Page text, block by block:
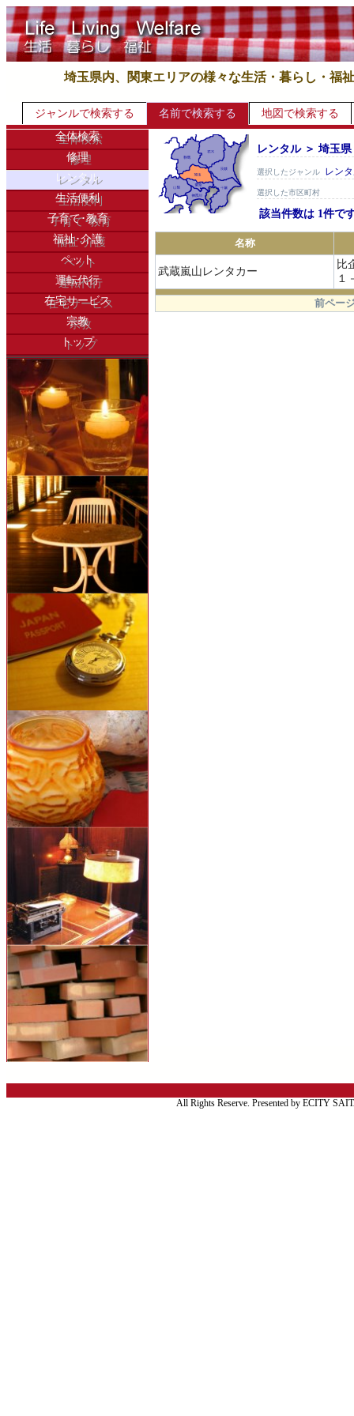
埼玉県内、関東エリアの様々な生活・暮らし・福
ジャンルで検索する 名前で検索する
地図で検索する
全体検索
修理
レンタル
生活便利
子育て･教育
福祉･介護
ペット
運転代行
在宅サービス
宗教
トップ
レンタル ＞ 埼玉
選択したジャンル レン
選択した市区町村
該当件数は 1件で
名称
武蔵嵐山レンタカー
比
１
.
前ペー
All Rights Reserve. Presented by ECITY